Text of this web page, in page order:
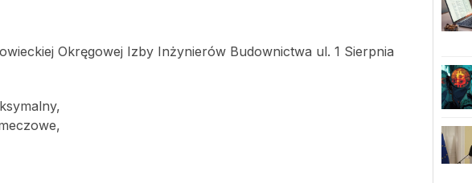
Okręgowej Izby Inżynierów Budownictwa ul. 1 Sierpnia